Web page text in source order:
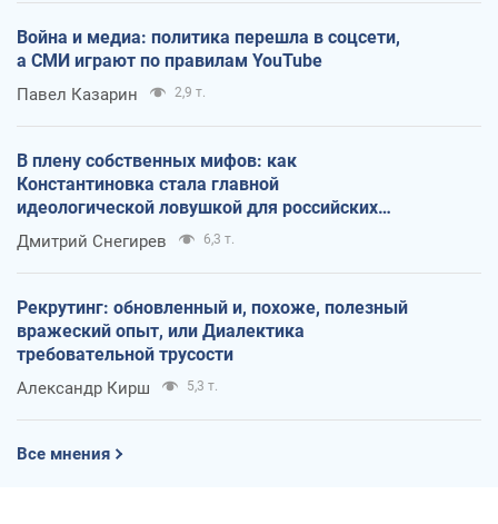
Война и медиа: политика перешла в соцсети,
а СМИ играют по правилам YouTube
Павел Казарин 2,9 т.
В плену собственных мифов: как
Константиновка стала главной
идеологической ловушкой для российских
оккупантов
Дмитрий Снегирев 6,3 т.
Рекрутинг: обновленный и, похоже, полезный
вражеский опыт, или Диалектика
требовательной трусости
Александр Кирш 5,3 т.
Все мнения